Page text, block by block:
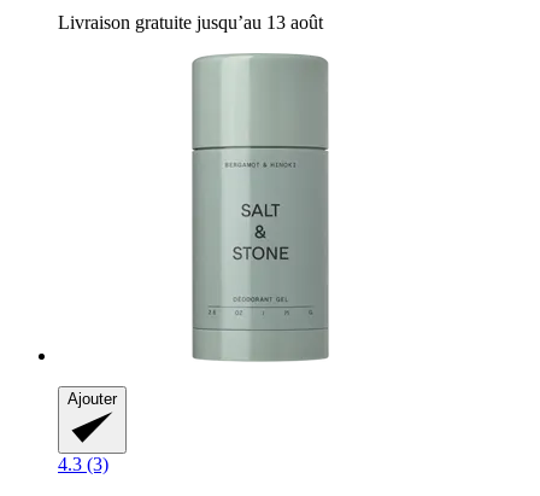
Livraison gratuite jusqu’au 13 août
Ajouter
4.3 (3)